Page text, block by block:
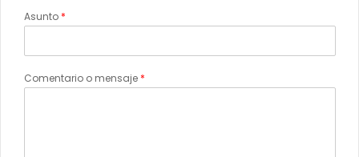
Asunto *
Comentario o mensaje *